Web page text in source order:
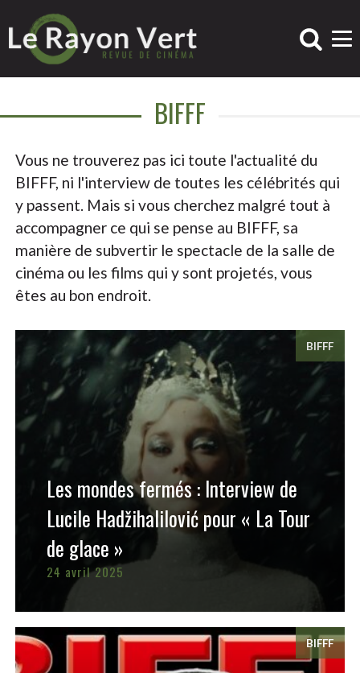
BIFFF
Vous ne trouverez pas ici toute l'actualité du
BIFFF, ni l'interview de toutes les célébrités qui
y passent. Mais si vous cherchez malgré tout à
accompagner ce qui se pense au BIFFF, sa
manière de subvertir le spectacle de la salle de
cinéma ou les films qui y sont projetés, vous
êtes au bon endroit.
BIFFF
Les mondes fermés : Interview de
Lucile Hadžihalilović pour « La Tour
de glace »
24 avril 2025
BIFFF